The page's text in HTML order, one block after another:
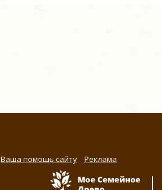
Ваша помощь сайту Реклама